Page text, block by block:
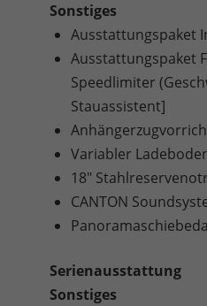
Sonstiges
Ausstattungspaket
Ausstattungspaket
Speedlimiter
Stauassistent]
Variabler
18"
CANTON
Serienausstattung
Sonstiges